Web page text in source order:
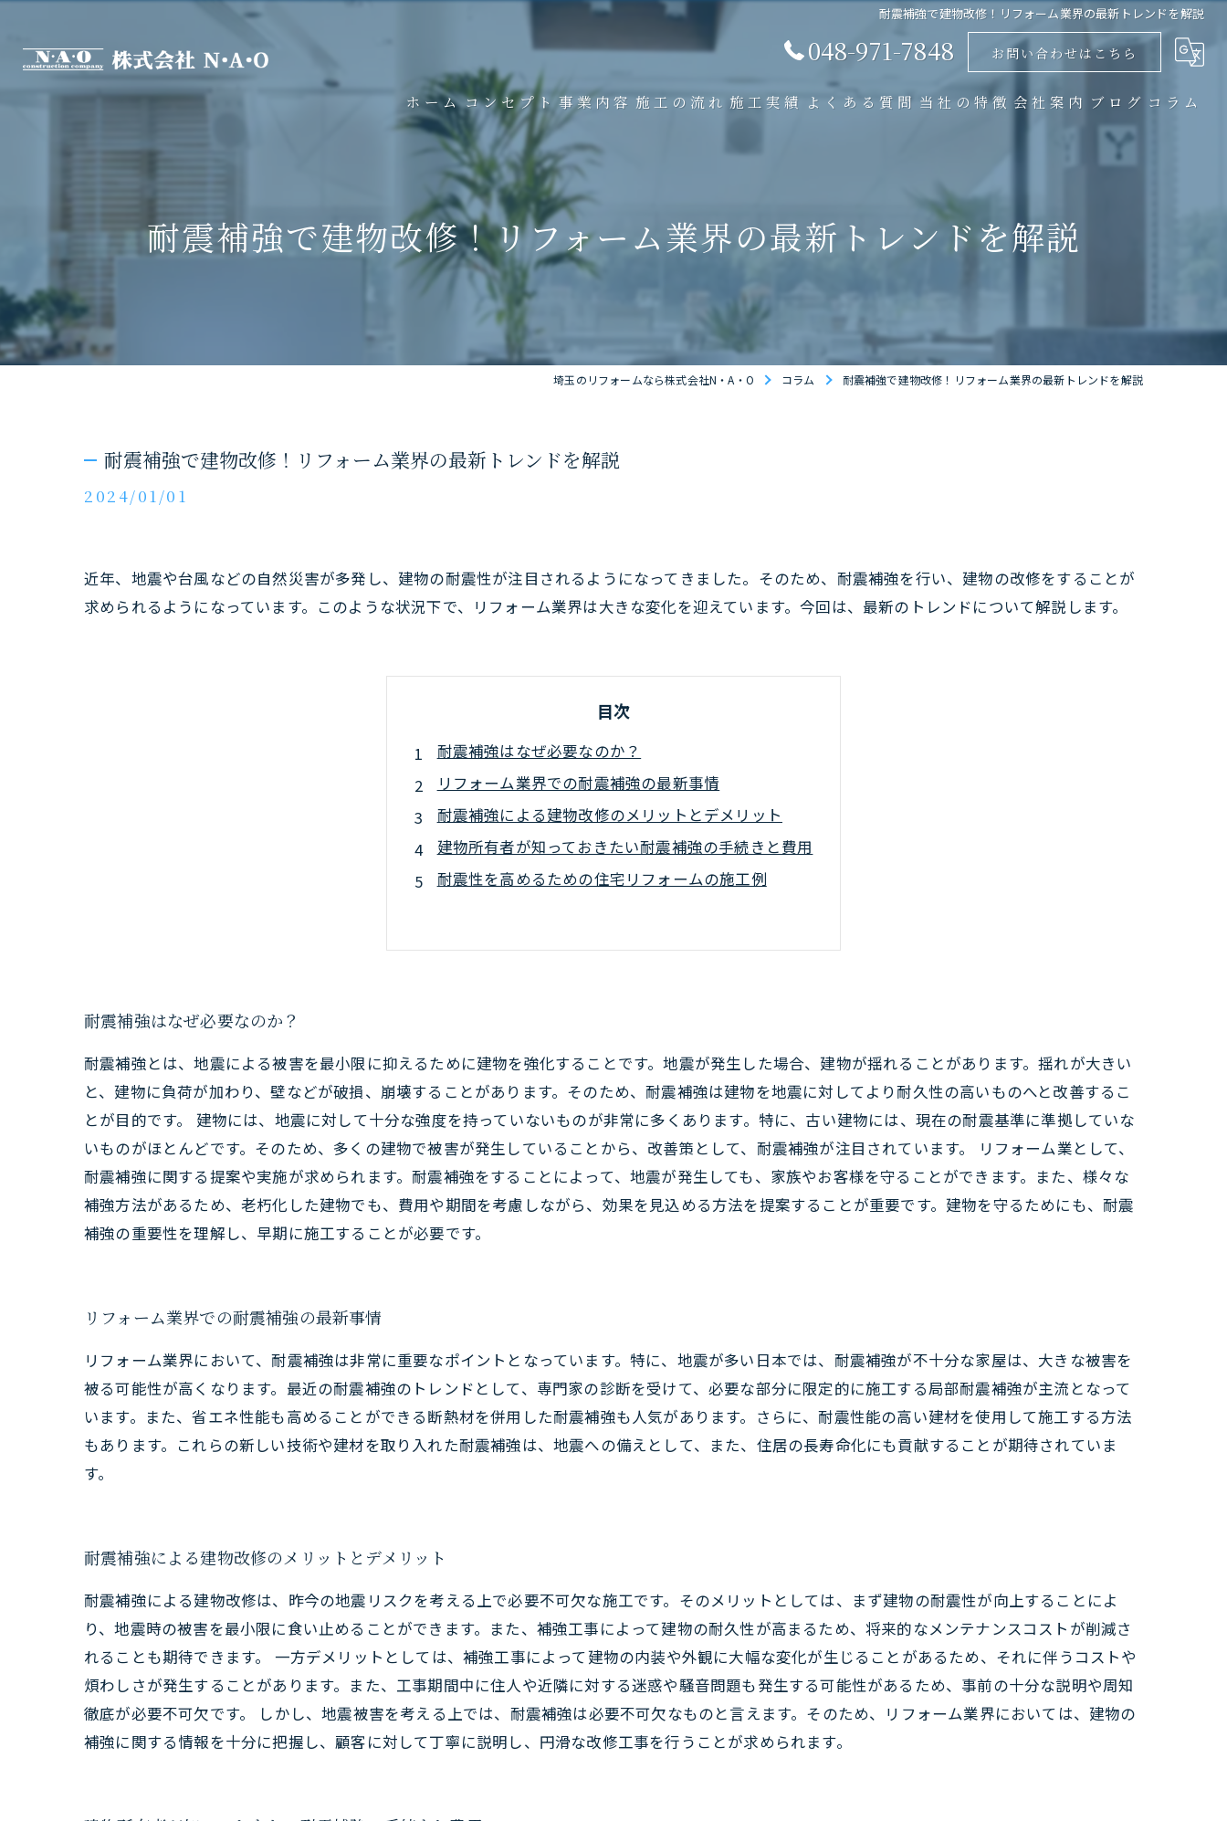
耐震補強で建物改修！リフォーム業界の最新トレンドを解説
048-971-7848 お問い合わせはこちら
ホームコンセプト 事業内容 施工の流れ 施工実績 よくある質問 当社の特徴
店舗
マンション
内装
会社案内 ブログ コラム
耐震補強で建物改修！リフォーム業界の最新トレンドを解説
埼玉のリフォームなら株式会社N・A・O コラム 耐震補強で建物改修！リフォーム業界の最新トレンドを解説
耐震補強で建物改修！リフォーム業界の最新トレンドを解説
2024/01/01
近年、地震や台風などの自然災害が多発し、建物の耐震性が注目されるようになってきました。そのため、耐震補強を行い、建物の改修をすることが
求められるようになっています。このような状況下で、リフォーム業界は大きな変化を迎えています。今回は、最新のトレンドについて解説します。
目次
耐震補強はなぜ必要なのか？
リフォーム業界での耐震補強の最新事情
耐震補強による建物改修のメリットとデメリット
建物所有者が知っておきたい耐震補強の手続きと費用
耐震性を高めるための住宅リフォームの施工例
耐震補強はなぜ必要なのか？
耐震補強とは、地震による被害を最小限に抑えるために建物を強化することです。地震が発生した場合、建物が揺れることがあります。揺れが大きい
と、建物に負荷が加わり、壁などが破損、崩壊することがあります。そのため、耐震補強は建物を地震に対してより耐久性の高いものへと改善するこ
とが目的です。 建物には、地震に対して十分な強度を持っていないものが非常に多くあります。特に、古い建物には、現在の耐震基準に準拠していな
いものがほとんどです。そのため、多くの建物で被害が発生していることから、改善策として、耐震補強が注目されています。 リフォーム業として、
耐震補強に関する提案や実施が求められます。耐震補強をすることによって、地震が発生しても、家族やお客様を守ることができます。また、様々な
補強方法があるため、老朽化した建物でも、費用や期間を考慮しながら、効果を見込める方法を提案することが重要です。建物を守るためにも、耐震
補強の重要性を理解し、早期に施工することが必要です。
リフォーム業界での耐震補強の最新事情
リフォーム業界において、耐震補強は非常に重要なポイントとなっています。特に、地震が多い日本では、耐震補強が不十分な家屋は、大きな被害を
被る可能性が高くなります。最近の耐震補強のトレンドとして、専門家の診断を受けて、必要な部分に限定的に施工する局部耐震補強が主流となって
います。また、省エネ性能も高めることができる断熱材を併用した耐震補強も人気があります。さらに、耐震性能の高い建材を使用して施工する方法
もあります。これらの新しい技術や建材を取り入れた耐震補強は、地震への備えとして、また、住居の長寿命化にも貢献することが期待されていま
す。
耐震補強による建物改修のメリットとデメリット
耐震補強による建物改修は、昨今の地震リスクを考える上で必要不可欠な施工です。そのメリットとしては、まず建物の耐震性が向上することによ
り、地震時の被害を最小限に食い止めることができます。また、補強工事によって建物の耐久性が高まるため、将来的なメンテナンスコストが削減さ
れることも期待できます。 一方デメリットとしては、補強工事によって建物の内装や外観に大幅な変化が生じることがあるため、それに伴うコストや
煩わしさが発生することがあります。また、工事期間中に住人や近隣に対する迷惑や騒音問題も発生する可能性があるため、事前の十分な説明や周知
徹底が必要不可欠です。 しかし、地震被害を考える上では、耐震補強は必要不可欠なものと言えます。そのため、リフォーム業界においては、建物の
補強に関する情報を十分に把握し、顧客に対して丁寧に説明し、円滑な改修工事を行うことが求められます。